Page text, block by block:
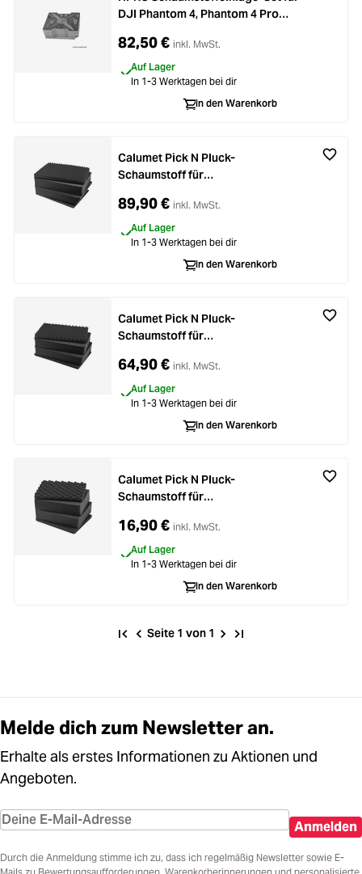
DJI Phantom 4, Phantom 4 Pro
HPRC2700W Koffer
82,50 € inkl. MwSt.
Auf Lager
In 1-3 Werktagen bei dir
In den Warenkorb
Calumet Pick N Pluck-
Schaumstoff für
89,90 € inkl. MwSt.
Auf Lager
In 1-3 Werktagen bei dir
In den Warenkorb
Calumet Pick N Pluck-
Schaumstoff für
64,90 € inkl. MwSt.
Auf Lager
In 1-3 Werktagen bei dir
In den Warenkorb
Calumet Pick N Pluck-
Schaumstoff für
16,90 € inkl. MwSt.
Auf Lager
In 1-3 Werktagen bei dir
In den Warenkorb
Seite 1 von 1
Melde dich zum Newsletter an.
Erhalte als erstes Informationen zu Aktionen und
Angeboten.
Anmelden
Durch die Anmeldung stimme ich zu, dass ich regelmäßig Newsletter sowie E-